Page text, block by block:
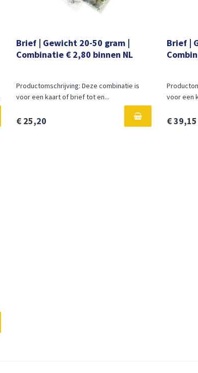
Brief | Gewicht 20-50 gram |
Combinatie € 2,80 binnen NL
Productomschrijving: Deze combinatie is
voor een kaart of brief tot en...
€ 25,20
Brief |
voor een
€ 39,15